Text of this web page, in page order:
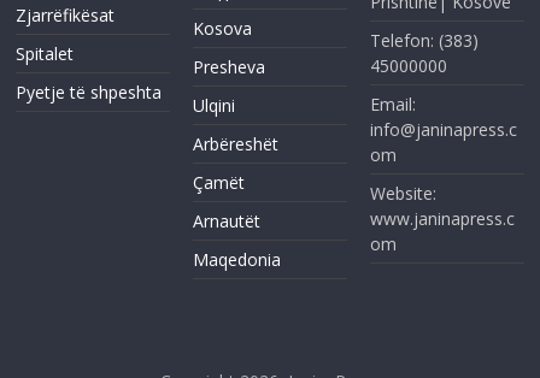
Zjarrëfikësat
Spitalet
Pyetje të shpeshta
Kosova
Presheva
Ulqini
Arbëreshët
Çamët
Arnautët
Maqedonia
Telefon: (383)
45000000
Email:
info@janinapress.c
om
Website:
www.janinapress.c
om